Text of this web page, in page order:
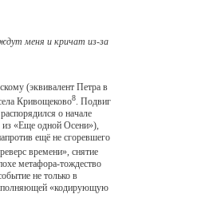
меня и кричат из-за
(эквивалент Петра в
Кривощеково8. Подвиг
о начале
из «Еще одной Осени»),
ещё не сгоревшего
времени», снятие
метафора-тождество
не только в
«кодирующую